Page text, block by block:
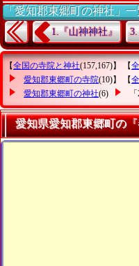
「愛知郡東郷町の神社」
1.『山神神社』
【全国の寺院と神社(157,167)】 【
愛知郡東郷町の寺院(10)】 【
愛知郡東郷町の神社(6)
愛知県愛知郡東郷町の